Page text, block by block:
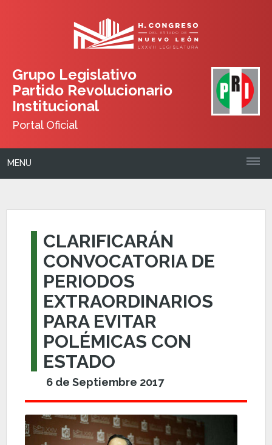
Grupo Legislativo
Partido Revolucionario
Institucional
Portal Oficial
MENU
CLARIFICARÁN
CONVOCATORIA DE
PERIODOS
EXTRAORDINARIOS
PARA EVITAR
POLÉMICAS CON
ESTADO
6 de Septiembre 2017